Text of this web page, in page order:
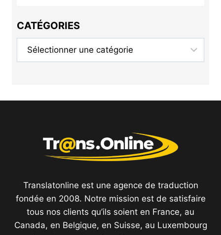
CATÉGORIES
Catégories
Translatonline est une agence de traduction
fondée en 2008. Notre mission est de satisfaire
tous nos clients qu’ils soient en France, au
Canada, en Belgique, en Suisse, au Luxembourg